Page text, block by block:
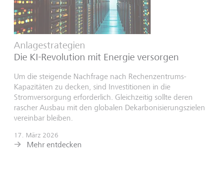
Anlagestrategien
Die KI-Revolution mit Energie versorgen
Um die steigende Nachfrage nach Rechenzentrums-
Kapazitäten zu decken, sind Investitionen in die
Stromversorgung erforderlich. Gleichzeitig sollte deren
rascher Ausbau mit den globalen Dekarbonisierungszielen
vereinbar bleiben.
17. März 2026
Mehr entdecken